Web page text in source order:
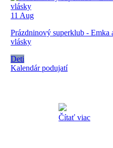
11 Aug
Prázdninový superklub - Emka
vlásky
Deti
Kalendár podujatí
Čítať viac